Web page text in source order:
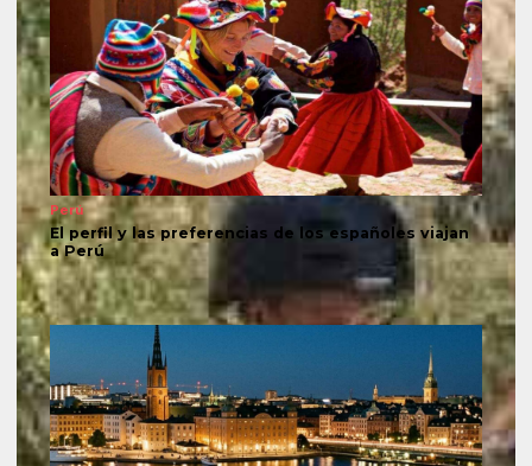
Perú
El perfil y las preferencias de los españoles viajan
a Perú